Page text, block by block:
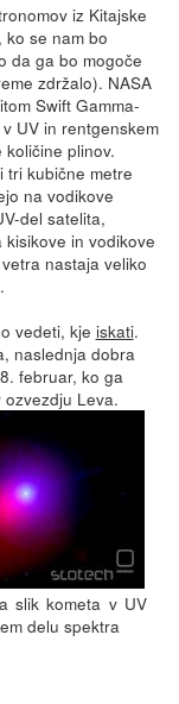
iz Kitajske
ko se nam bo
da ga bo mogoče
zdržalo). NASA
Swift Gamma-
UV in rentgenskem
plinov.
tri kubične metre
na vodikove
del satelita,
in vodikove
nastaja veliko
vedeti, kje iskati.
naslednja dobra
februar, ko ga
Leva.
slik kometa v UV
delu spektra